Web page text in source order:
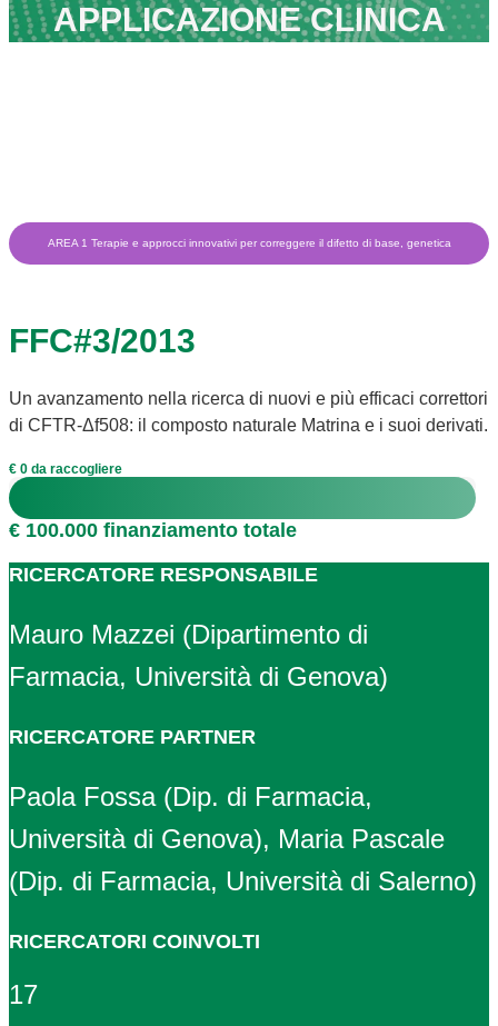
APPLICAZIONE CLINICA
AREA 1 Terapie e approcci innovativi per correggere il difetto di base, genetica
FFC#3/2013
Un avanzamento nella ricerca di nuovi e più efficaci correttori
di CFTR-Δf508: il composto naturale Matrina e i suoi derivati.
€ 0 da raccogliere
€ 100.000 finanziamento totale
RICERCATORE RESPONSABILE
Mauro Mazzei (Dipartimento di
Farmacia, Università di Genova)
RICERCATORE PARTNER
Paola Fossa (Dip. di Farmacia,
Università di Genova), Maria Pascale
(Dip. di Farmacia, Università di Salerno)
RICERCATORI COINVOLTI
17